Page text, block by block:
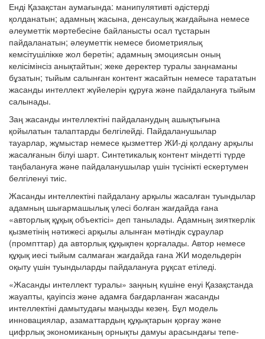
Енді Қазақстан аумағында: манипулятивті әдістерді
қолданатын; адамның жасына, денсаулық жағдайына немесе
әлеуметтік мәртебесіне байланысты осал тұстарын
пайдаланатын; әлеуметтік немесе биометриялық
кемсітушілікке жол беретін; адамның эмоциясын оның
келісімінсіз анықтайтын; жеке деректер туралы заңнаманы
бұзатын; тыйым салынған контент жасайтын немесе тарататын
жасанды интеллект жүйелерін құруға және пайдалануға тыйым
салынады.
Заң жасанды интеллектіні пайдаланудың ашықтығына
қойылатын талаптарды белгілейді. Пайдаланушылар
тауарлар, жұмыстар немесе қызметтер ЖИ-ді қолдану арқылы
жасалғанын білуі шарт. Синтетикалық контент міндетті түрде
таңбалануға және пайдаланушылар үшін түсінікті ескертумен
белгіленуі тиіс.
Жасанды интеллектіні пайдалану арқылы жасалған туындылар
адамның шығармашылық үлесі болған жағдайда ғана
«авторлық құқық объектісі» деп танылады. Адамның зияткерлік
қызметінің нәтижесі арқылы алынған мәтіндік сұраулар
(промпттар) да авторлық құқықпен қорғалады. Автор немесе
құқық иесі тыйым салмаған жағдайда ғана ЖИ модельдерін
оқыту үшін туындыларды пайдалануға рұқсат етіледі.
«Жасанды интеллект туралы» заңның күшіне енуі Қазақстанда
жауапты, қауіпсіз және адамға бағдарланған жасанды
интеллектіні дамытудағы маңызды кезең. Бұл модель
инновациялар, азаматтардың құқықтарын қорғау және
цифрлық экономиканың орнықты дамуы арасындағы тепе-